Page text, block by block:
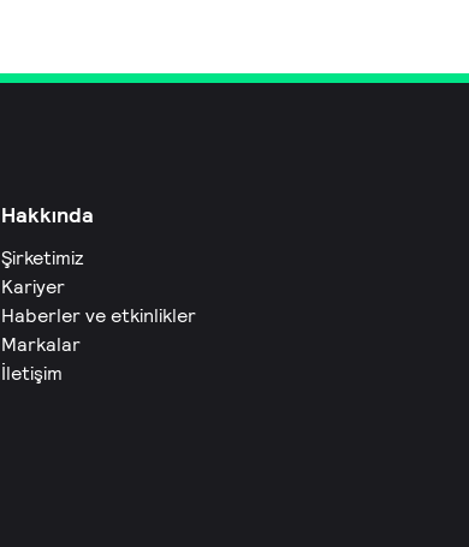
Hakkında
Şirketimiz
Kariyer
Haberler ve etkinlikler
Markalar
İletişim